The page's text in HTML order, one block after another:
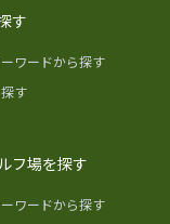
す
ワードから探す
す
フ場を探す
ワードから探す